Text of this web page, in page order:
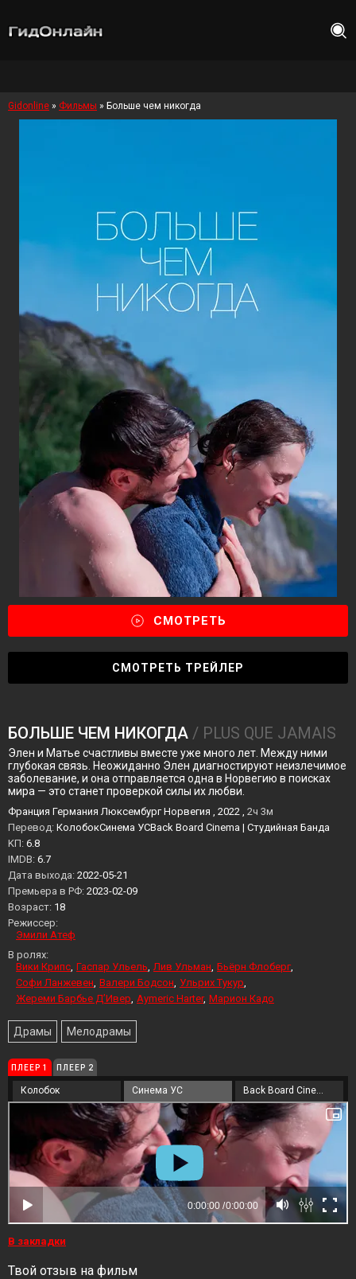
Gidonline » Фильмы » Больше чем никогда
СМОТРЕТЬ
СМОТРЕТЬ ТРЕЙЛЕР
БОЛЬШЕ ЧЕМ НИКОГДА / PLUS QUE JAMAIS
Элен и Матье счастливы вместе уже много лет. Между ними
глубокая связь. Неожиданно Элен диагностируют неизлечимое
заболевание, и она отправляется одна в Норвегию в поисках
мира — это станет проверкой силы их любви.
Франция Германия Люксембург Норвегия , 2022 , 2ч 3м
Перевод: КолобокСинема УСBack Board Cinema | Студийная Банда
KП: 6.8
IMDB: 6.7
Дата выхода: 2022-05-21
Премьера в РФ: 2023-02-09
Возраст: 18
Режиссер:
Эмили Атеф
В ролях:
Вики Крипс Гаспар Ульель Лив Ульман Бьёрн Флоберг
Софи Ланжевен Валери Бодсон Ульрих Тукур
Жереми Барбье Д’Ивер Aymeric Harter Марион Кадо
Драмы Мелодрамы
ПЛЕЕР 1 ПЛЕЕР 2
Колобок Синема УС Back Board Cinema
В закладки
Твой отзыв на фильм